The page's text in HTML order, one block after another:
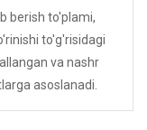
berish to'plami,
to'g'risidagi
va nashr
asoslanadi.